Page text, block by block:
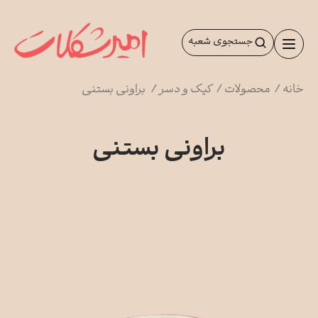
محتوا
جستجوی شعبه
خانه/ محصولات/کیک و دسر/ براونی بستنی
براونی بستنی